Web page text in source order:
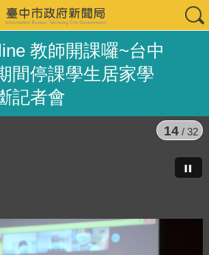
教師開課囉~台中
間停課學生居家學
記者會
14 / 32